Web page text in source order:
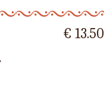
€ 13.50